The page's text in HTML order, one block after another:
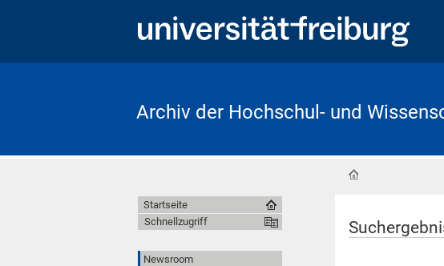
Archiv der Hochschul- und
Startseite
Schnellzugriff
Newsroom